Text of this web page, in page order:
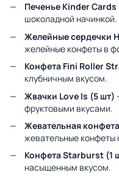
Печенье Kinder Cards
шоколадной начинкой.
Желейные сердечки
желейные конфеты в
Конфета Fini Roller
клубничным вкусом.
Жвачки Love Is (5 шт)
фруктовыми вкусами.
Жевательная
жевательные конфеты
Конфета Starburst (1
насыщенным вкусом.